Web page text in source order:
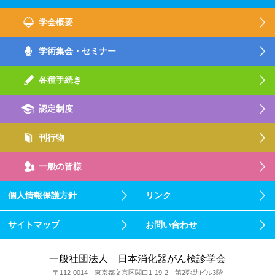
学会概要
学術集会・セミナー
各種手続き
認定制度
刊行物
一般の皆様
個人情報保護方針 リンク
サイトマップ お問い合わせ
一般社団法人 日本消化器がん検診学会
〒112-0014 東京都文京区関口1-19-2 第2弥助ビル3階